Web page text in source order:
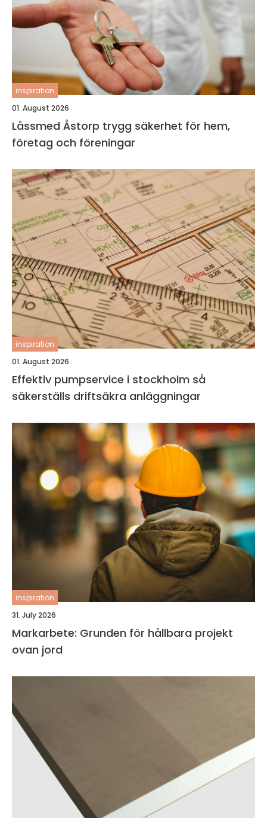
inspiration
01. August 2026
Låssmed Åstorp trygg säkerhet för hem,
företag och föreningar
inspiration
01. August 2026
Effektiv pumpservice i stockholm så
säkerställs driftsäkra anläggningar
inspiration
31. July 2026
Markarbete: Grunden för hållbara projekt
ovan jord